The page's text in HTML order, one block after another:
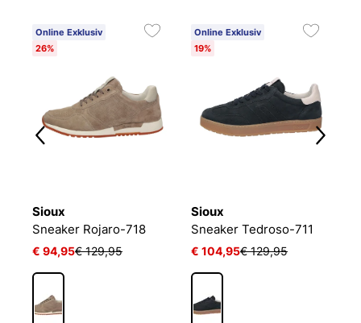
Online Exklusiv
26%
Sioux
Sneaker Rojaro-718
€ 94,95€ 129,95
Online Exklusiv
19%
Sioux
Sneaker Tedroso-711
€ 104,95€ 129,95